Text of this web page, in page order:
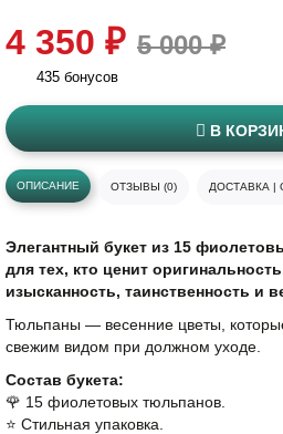
4 350 ₽ 5 000 ₽
435 бонусов
В
ОПИСАНИЕ ОТЗЫВЫ (0) ДОСТАВКА |
Элегантный букет из 15
для тех, кто ценит
изысканность, таинственность и
Тюльпаны — весенние цветы,
свежим видом при должном уходе.
Состав букета:
🌹 15 фиолетовых тюльпанов.
⭐️ Стильная упаковка.